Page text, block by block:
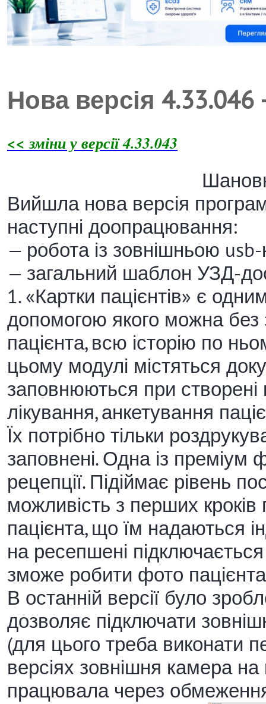
Нова версія
<< зміни у версії 4.33.043
Вийшла нова версія
наступні доопрацювання:
— робота із зовнішньою
— загальний шаблон УЗД-
1. «Картки пацієнтів» є
допомогою якого можна без
пацієнта, всю історію по
цьому модулі містяться
заповнюються при створені
лікування, анкетування
Їх потрібно тільки
заповнені. Одна із преміум
рецепції. Підіймає рівень
можливість з перших кроків
пацієнта, що їм надаються
на ресепшені
зможе робити фото
В останній версії було
дозволяє підключати
(для цього треба виконати
версіях зовнішня камера
працювала через